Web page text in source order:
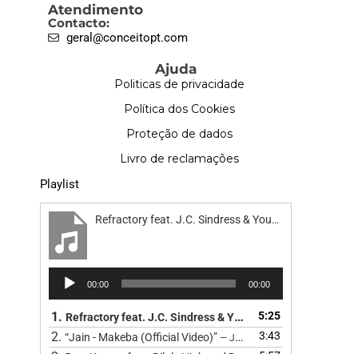
Atendimento
Contacto:
geral@conceitopt.com
Ajuda
Politicas de privacidade
Política dos Cookies
Proteção de dados
Livro de reclamações
Playlist
Refractory feat. J.C. Sindress & Youn Sun Nah - Road
Reprodutor
00:00 00:00
1. Refractory feat. J.C. Sindress & Youn Sun Nah - Road
5:25
2. “Jain - Makeba (Official Video)” — JAIN 3:43